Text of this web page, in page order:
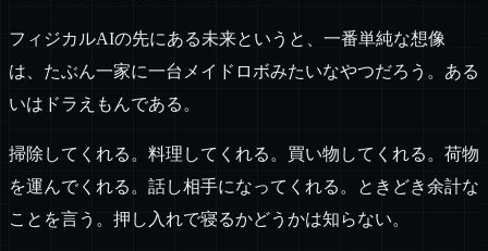
フィジカルAIの先にある未来というと、一番単純な想像
は、たぶん一家に一台メイドロボみたいなやつだろう。ある
いはドラえもんである。
掃除してくれる。料理してくれる。買い物してくれる。荷物
を運んでくれる。話し相手になってくれる。ときどき余計な
ことを言う。押し入れで寝るかどうかは知らない。